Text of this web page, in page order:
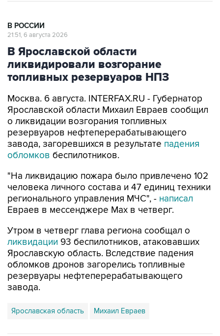
В РОССИИ
21:51, 6 августа 2026
В Ярославской области
ликвидировали возгорание
топливных резервуаров НПЗ
Москва. 6 августа. INTERFAX.RU - Губернатор
Ярославской области Михаил Евраев сообщил
о ликвидации возгорания топливных
резервуаров нефтеперерабатывающего
завода, загоревшихся в результате падения
обломков беспилотников.
"На ликвидацию пожара было привлечено 102
человека личного состава и 47 единиц техники
регионального управления МЧС", - написал
Евраев в мессенджере Мах в четверг.
Утром в четверг глава региона сообщал о
ликвидации 93 беспилотников, атаковавших
Ярославскую область. Вследствие падения
обломков дронов загорелись топливные
резервуары нефтеперерабатывающего
завода.
Ярославская область Михаил Евраев